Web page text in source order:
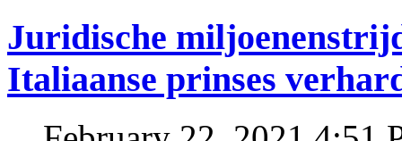
Juridische
Italiaanse prinses